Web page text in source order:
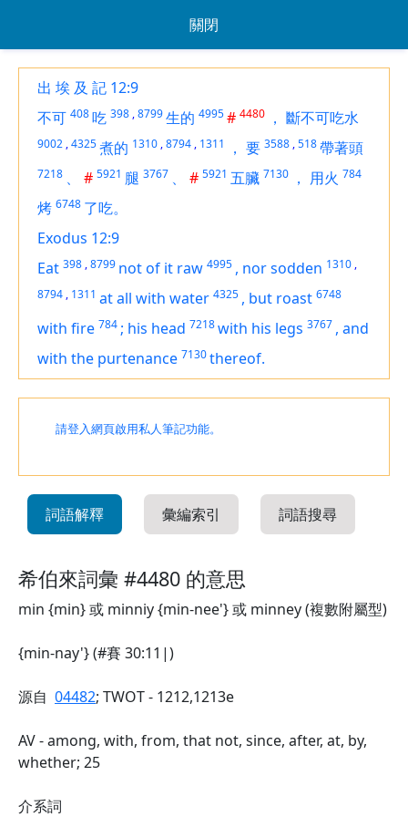
關閉
出 埃 及 記 12:9
不可 408吃 398 ,8799生的 4995# 4480 ， 斷不可吃水
9002 ,4325煮的 1310 ,8794 , 1311 ， 要 3588 ,518帶著頭
7218 、 # 5921 腿 3767 、 # 5921 五臟 7130 ， 用火 784
烤 6748 了吃。
Exodus 12:9
Eat 398 ,8799 not of it raw 4995 , nor sodden 1310 ,
8794 , 1311 at all with water 4325 , but roast 6748
with fire 784 ; his head 7218with his legs 3767 , and
with the purtenance 7130thereof.
請登入網頁啟用私人筆記功能。
詞語解釋 彙編索引 詞語搜尋
希伯來詞彙 #4480 的意思
min {min} 或 minniy {min-nee'} 或 minney (複數附屬型)
{min-nay'} (#賽 30:11|)
源自 04482; TWOT - 1212,1213e
AV - among, with, from, that not, since, after, at, by,
whether; 25
介系詞